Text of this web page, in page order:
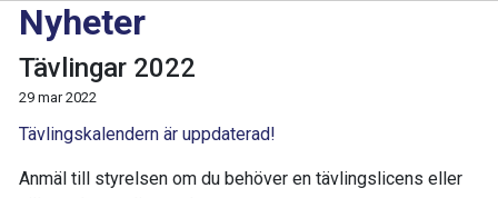
Nyheter
Tävlingar 2022
29 mar 2022
Tävlingskalendern är uppdaterad!
Anmäl till styrelsen om du behöver en tävlingslicens eller